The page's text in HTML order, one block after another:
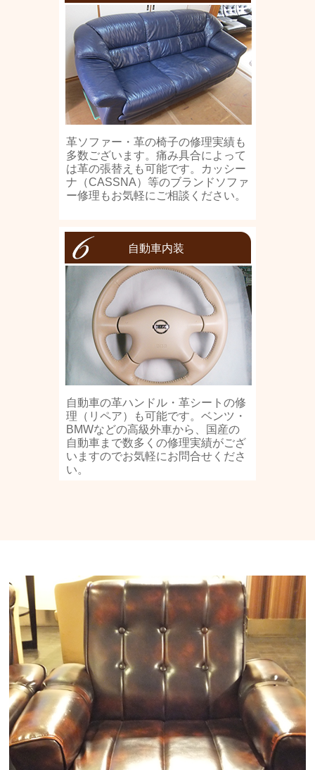
革ソファー・革の椅子の修理実績も
多数ございます。痛み具合によって
は革の張替えも可能です。カッシー
ナ（CASSNA）等のブランドソファ
ー修理もお気軽にご相談ください。
自動車内装
自動車の革ハンドル・革シートの修
理（リペア）も可能です。ベンツ・
BMWなどの高級外車から、国産の
自動車まで数多くの修理実績がござ
いますのでお気軽にお問合せくださ
い。